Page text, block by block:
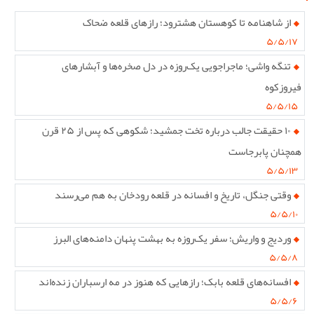
از شاهنامه تا کوهستان هشترود؛ رازهای قلعه ضحاک
۵/۵/۱۷
تنگه واشی؛ ماجراجویی یک‌روزه در دل صخره‌ها و آبشارهای
فیروزکوه
۵/۵/۱۵
۱۰ حقیقت جالب درباره تخت جمشید؛ شکوهی که پس از ۲۵ قرن
همچنان پابرجاست
۵/۵/۱۳
وقتی جنگل، تاریخ و افسانه در قلعه رودخان به هم می‌رسند
۵/۵/۱۰
وردیج و واریش؛ سفر یک‌روزه به بهشت پنهان دامنه‌های البرز
۵/۵/۸
افسانه‌های قلعه بابک؛ رازهایی که هنوز در مه ارسباران زنده‌اند
۵/۵/۶